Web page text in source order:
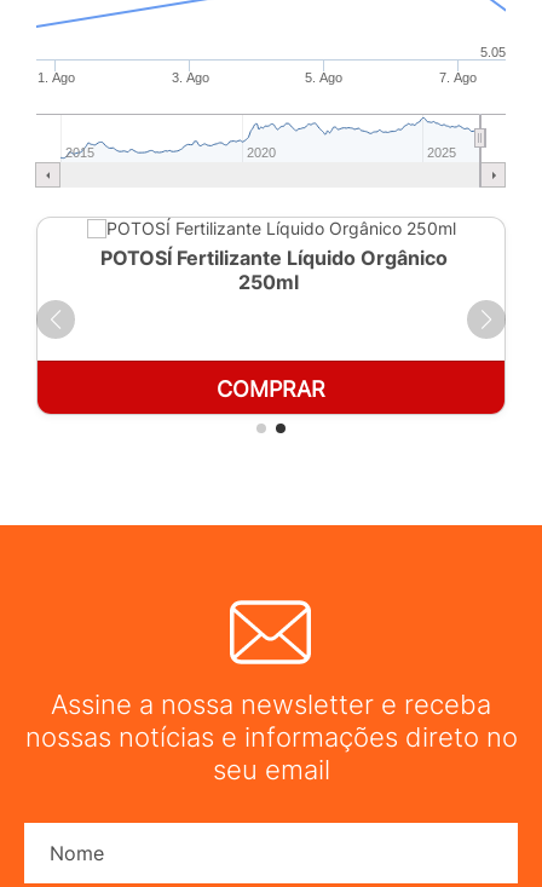
1. Ago 3. Ago 5. Ago 7. Ago
2015 2020 2025
5.05
POTOSÍ Fertilizante Líquido Orgânico
250ml
COMPRAR
Assine a nossa newsletter e receba
nossas notícias e informações direto no
seu email